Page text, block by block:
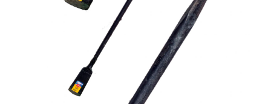
DISCO PULIR 9" T27 1/8X7/8 M.V